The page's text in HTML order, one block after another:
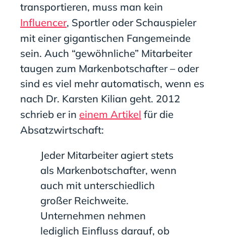
transportieren, muss man kein
Influencer, Sportler oder Schauspieler
mit einer gigantischen Fangemeinde
sein. Auch “gewöhnliche” Mitarbeiter
taugen zum Markenbotschafter – oder
sind es viel mehr automatisch, wenn es
nach Dr. Karsten Kilian geht. 2012
schrieb er in einem Artikel für die
Absatzwirtschaft:
Jeder Mitarbeiter agiert stets
als Markenbotschafter, wenn
auch mit unterschiedlich
großer Reichweite.
Unternehmen nehmen
lediglich Einfluss darauf, ob